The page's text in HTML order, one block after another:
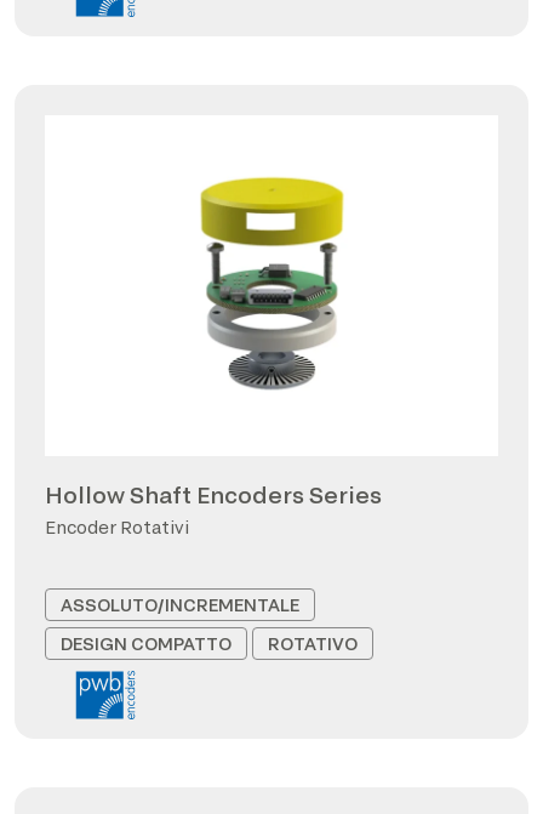
Hollow Shaft Encoders Series
Encoder Rotativi
ASSOLUTO/INCREMENTALE
DESIGN COMPATTO
ROTATIVO